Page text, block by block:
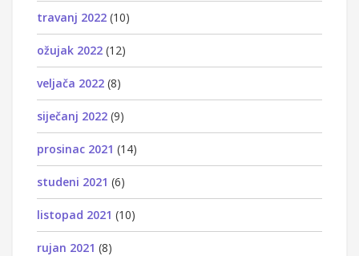
travanj 2022 (10)
ožujak 2022 (12)
veljača 2022 (8)
siječanj 2022 (9)
prosinac 2021 (14)
studeni 2021 (6)
listopad 2021 (10)
rujan 2021 (8)